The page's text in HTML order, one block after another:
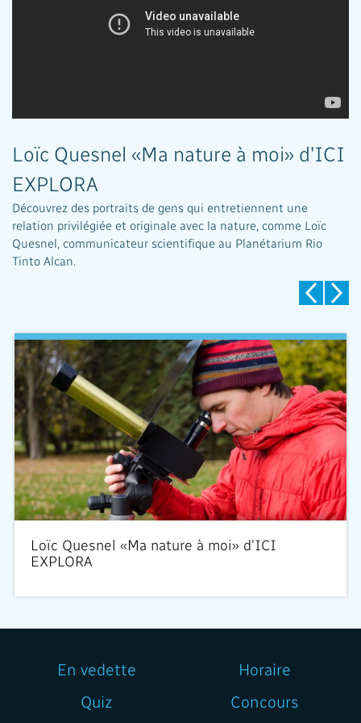
Loïc Quesnel «Ma nature à moi» d'ICI
EXPLORA
Découvrez des portraits de gens qui entretiennent une
relation privilégiée et originale avec la nature, comme Loïc
Quesnel, communicateur scientifique au Planétarium Rio
Tinto Alcan.
Loïc Quesnel «Ma nature à moi» d'ICI
EXPLORA
En vedette
Horaire
Quiz
Concours